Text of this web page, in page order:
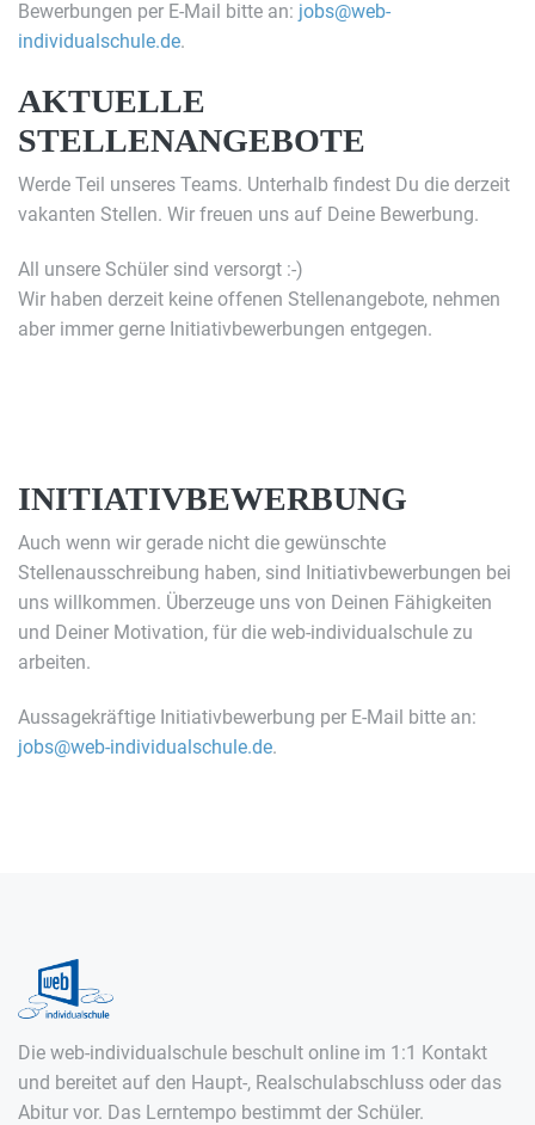
Bewerbungen per E-Mail bitte an: jobs@web-
individualschule.de.
AKTUELLE
STELLENANGEBOTE
Werde Teil unseres Teams. Unterhalb findest Du die derzeit
vakanten Stellen. Wir freuen uns auf Deine Bewerbung.
All unsere Schüler sind versorgt :-)
Wir haben derzeit keine offenen Stellenangebote, nehmen
aber immer gerne Initiativbewerbungen entgegen.
INITIATIVBEWERBUNG
Auch wenn wir gerade nicht die gewünschte
Stellenausschreibung haben, sind Initiativbewerbungen bei
uns willkommen. Überzeuge uns von Deinen Fähigkeiten
und Deiner Motivation, für die web-individualschule zu
arbeiten.
Aussagekräftige Initiativbewerbung per E-Mail bitte an:
jobs@web-individualschule.de.
Die web-individualschule beschult online im 1:1 Kontakt
und bereitet auf den Haupt-, Realschulabschluss oder das
Abitur vor. Das Lerntempo bestimmt der Schüler.